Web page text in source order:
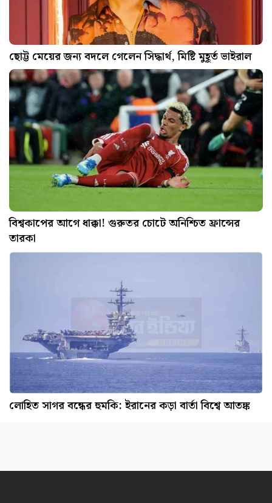
ছোট্ট মেয়ের জন্য বদলে গেলেন সিদ্ধার্থ, মিষ্টি মুহূর্ত ভাইরাল
বিশ্বকাপের আগে ধাক্কা! গুরুতর চোটে অনিশ্চিত ফ্রান্সের
তারকা
লোহিত সাগর বন্ধের হুমকি: ইরানের কড়া বার্তা বিশ্বে আতঙ্ক